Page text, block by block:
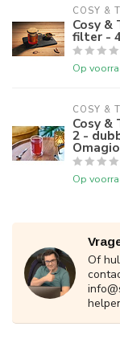
COSY &
Cosy &
filter -
Op
COSY &
Cosy &
2 -
Omagio
Op
Of